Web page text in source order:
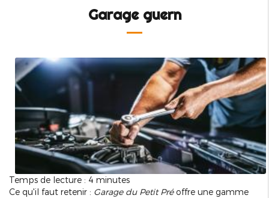
Garage guern
Temps de lecture : 4 minutes
Ce qu'il faut retenir : Garage du Petit Préoffre une gamme